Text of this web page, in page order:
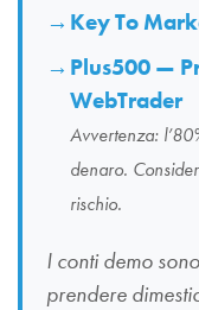
Key To
Plus500 —
WebTrader
Avvertenza:
denaro.
rischio.
I conti demo
prendere